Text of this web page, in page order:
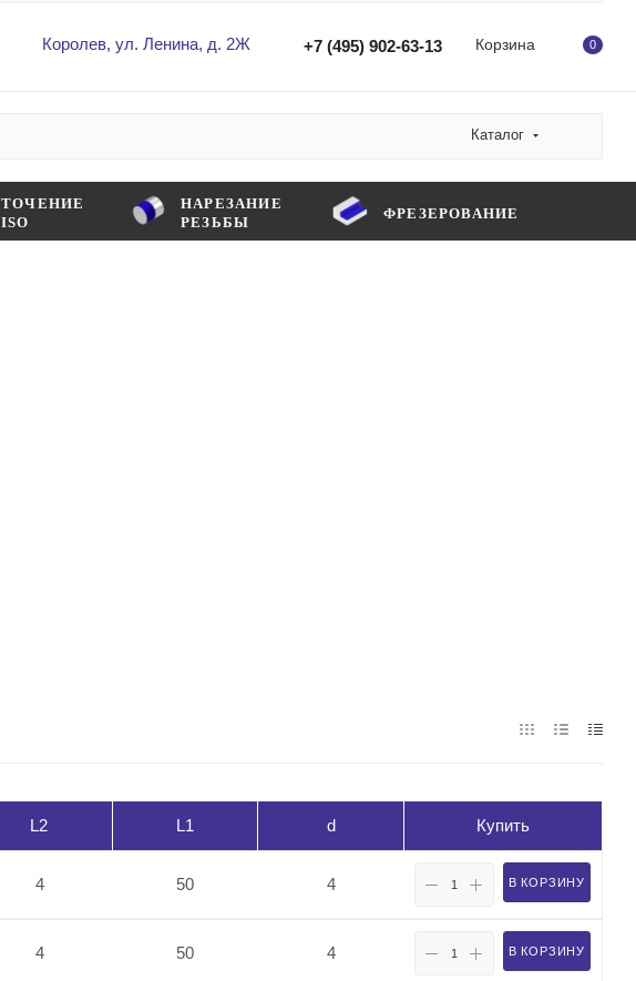
Королев, ул. Ленина, д. 2Ж +7 (495) 902-63-13 Корзина 0
Каталог
ТОЧЕНИЕ
ISO
НАРЕЗАНИЕ
РЕЗЬБЫ
ФРЕЗЕРОВАНИЕ
L2 L1 d Купить
4 50 4 В КОРЗИНУ
4 50 4 В КОРЗИНУ